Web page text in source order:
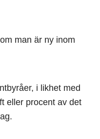
man är ny inom
i likhet med
eller procent av det